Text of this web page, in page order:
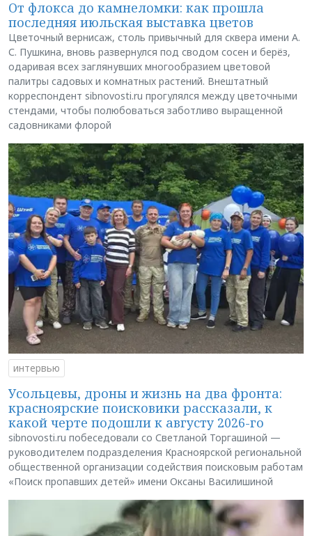
От флокса до камнеломки: как прошла
последняя июльская выставка цветов
Цветочный вернисаж, столь привычный для сквера имени А.
С. Пушкина, вновь развернулся под сводом сосен и берёз,
одаривая всех заглянувших многообразием цветовой
палитры садовых и комнатных растений. Внештатный
корреспондент sibnovosti.ru прогулялся между цветочными
стендами, чтобы полюбоваться заботливо выращенной
садовниками флорой
интервью
Усольцевы, дроны и жизнь на два фронта:
красноярские поисковики рассказали, к
какой черте подошли к августу 2026-го
sibnovosti.ru побеседовали со Светланой Торгашиной —
руководителем подразделения Красноярской региональной
общественной организации содействия поисковым работам
«Поиск пропавших детей» имени Оксаны Василишиной